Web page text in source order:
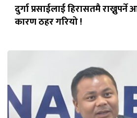
दुर्गा प्रसाईलाई हिरासतमै
कारण ठहर गरियो !